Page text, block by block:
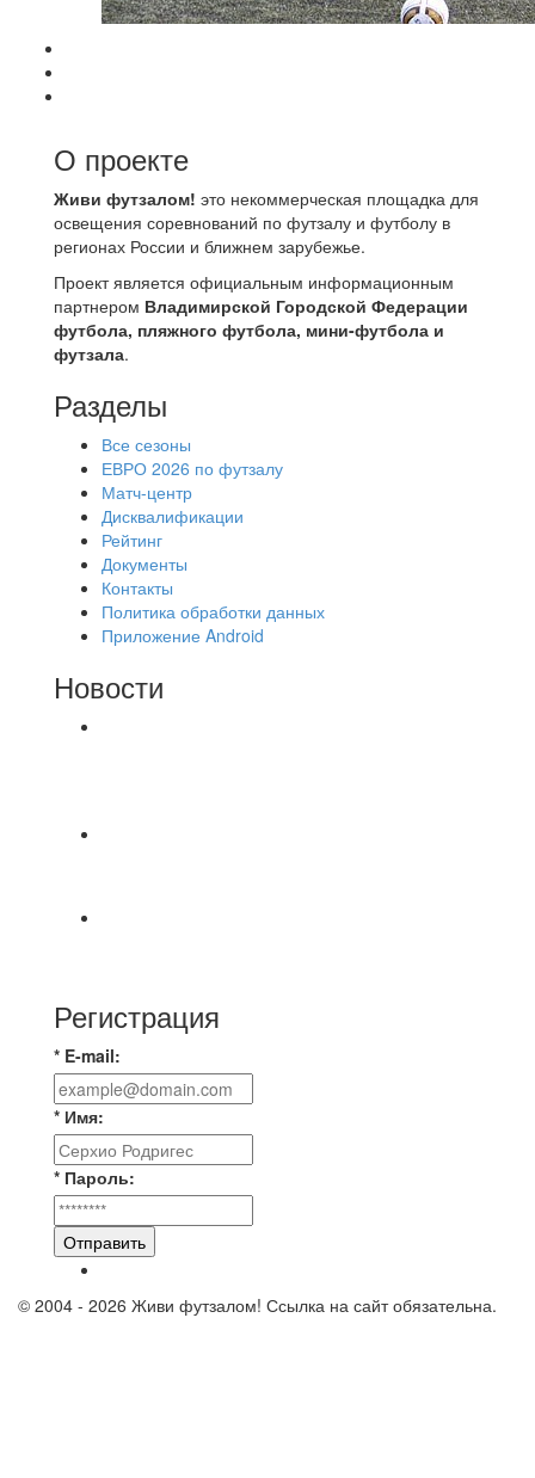
О проекте
Живи футзалом! это некоммерческая площадка для
освещения соревнований по футзалу и футболу в
регионах России и ближнем зарубежье.
Проект является официальным информационным
партнером Владимирской Городской Федерации
футбола, пляжного футбола, мини-футбола и
футзала.
Разделы
Все сезоны
ЕВРО 2026 по футзалу
Матч-центр
Дисквалификации
Рейтинг
Документы
Контакты
Политика обработки данных
Приложение Android
Новости
Регистрация
* E-mail:
* Имя:
* Пароль:
Отправить
© 2004 - 2026 Живи футзалом! Ссылка на сайт обязательна.